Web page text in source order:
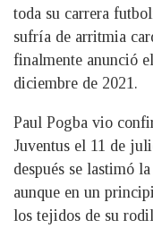
toda su carrera
sufría de arritmia
finalmente anunció
diciembre de 2021.
Paul Pogba vio
Juventus el 11 de
después se lastimó
aunque en un
los tejidos de su